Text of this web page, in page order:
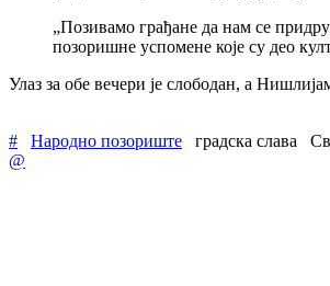
„Позивамо грађане да нам се
позоришне успомене које су део
Улаз за обе вечери је слободан, а
# Народно позориште градска слава
@